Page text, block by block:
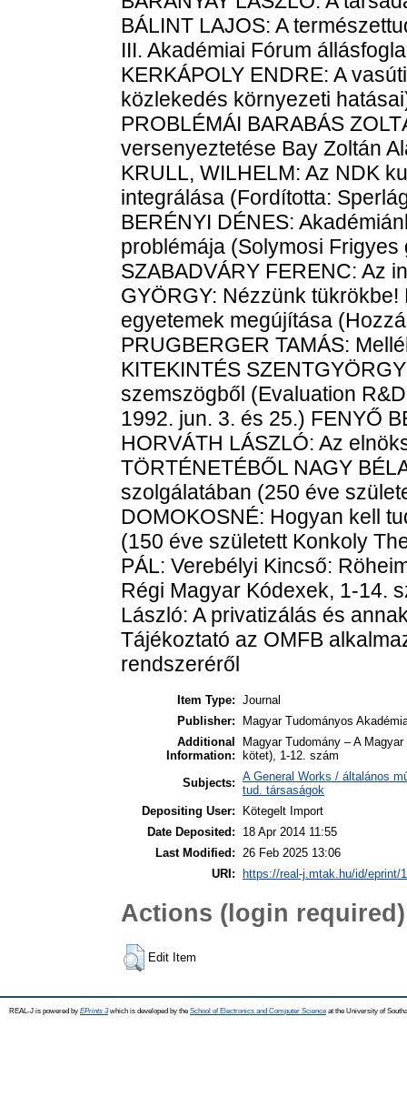
Item Type: Journal
Publisher:
Magyar Tudományos
Additional
Information:
Magyar Tudomány – A
kötet), 1-12. szám
Subjects: A General Works / általános
tud. társaságok
Depositing User:
Kötegelt Import
Date Deposited:
18 Apr 2014 11:55
Last Modified:
26 Feb 2025 13:06
URI: https://real-j.mtak.hu/id/eprint/
Actions (login required)
Edit Item
REAL-J is powered by EPrints 3which is developed by the School of Electronics and Computer Science at the University of